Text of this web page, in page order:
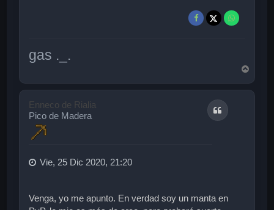
gas ._.
r
Enneco de Rialia
Pico de Madera
Citar
Vie, 25 Dic 2020, 21:20
Venga, yo me apunto. En verdad soy un manta en